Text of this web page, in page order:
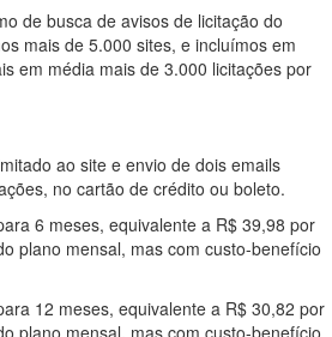
de busca de avisos de licitação do
mais de 5.000 sites, e incluímos em
em média mais de 3.000 licitações por
ao site e envio de dois emails
no cartão de crédito ou boleto.
6 meses, equivalente a R$ 39,98 por
plano mensal, mas com custo-benefício
12 meses, equivalente a R$ 30,82 por
plano mensal, mas com custo-benefício